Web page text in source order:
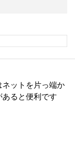
ットを片っ端か
ると便利です